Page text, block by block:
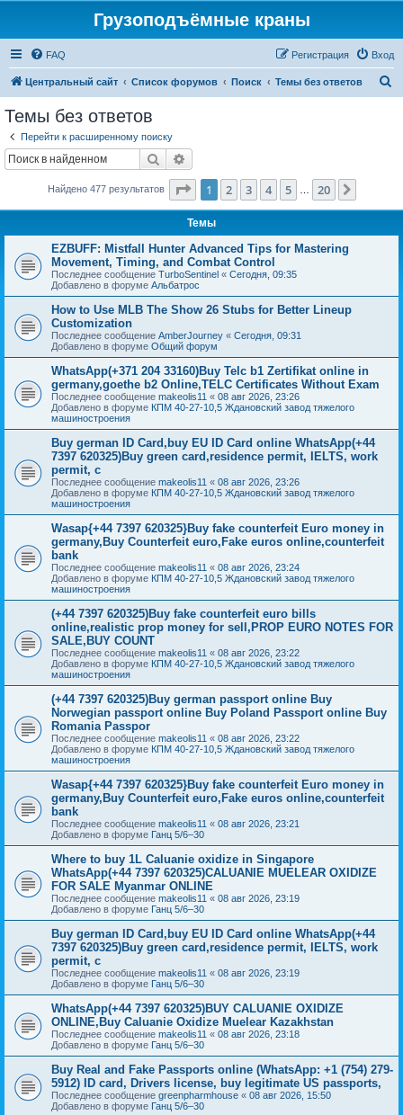
Грузоподъёмные краны
FAQ Вход
Регистрация
Центральный сайт Список форумов Поиск Темы без ответов
Темы без ответов
Перейти к расширенному поиску
Поиск
Найдено 477 результатов Страница из 20
1 2 3 4 5 20
Темы
EZBUFF: Mistfall Hunter Advanced Tips for Mastering
Movement, Timing, and Combat Control
Последнее сообщение TurboSentinel « Сегодня, 09:35
Добавлено в форуме Альбатрос
How to Use MLB The Show 26 Stubs for Better Lineup
Customization
Последнее сообщение AmberJourney « Сегодня, 09:31
Добавлено в форуме Общий форум
WhatsApp(+371 204 33160)Buy Telc b1 Zertifikat online in
germany,goethe b2 Online,TELC Certificates Without Exam
Последнее сообщение makeolis11 « 08 авг 2026, 23:26
Добавлено в форуме КПМ 40-27-10,5 Ждановский завод тяжелого
машиностроения
Buy german ID Card,buy EU ID Card online WhatsApp(+44
7397 620325)Buy green card,residence permit, IELTS, work
permit, c
Последнее сообщение makeolis11 « 08 авг 2026, 23:26
Добавлено в форуме КПМ 40-27-10,5 Ждановский завод тяжелого
машиностроения
Wasap{+44 7397 620325}Buy fake counterfeit Euro money in
germany,Buy Counterfeit euro,Fake euros online,counterfeit
bank
Последнее сообщение makeolis11 « 08 авг 2026, 23:24
Добавлено в форуме КПМ 40-27-10,5 Ждановский завод тяжелого
машиностроения
(+44 7397 620325)Buy fake counterfeit euro bills
online,realistic prop money for sell,PROP EURO NOTES FOR
SALE,BUY COUNT
Последнее сообщение makeolis11 « 08 авг 2026, 23:22
Добавлено в форуме КПМ 40-27-10,5 Ждановский завод тяжелого
машиностроения
(+44 7397 620325)Buy german passport online Buy
Norwegian passport online Buy Poland Passport online Buy
Romania Passpor
Последнее сообщение makeolis11 « 08 авг 2026, 23:22
Добавлено в форуме КПМ 40-27-10,5 Ждановский завод тяжелого
машиностроения
Wasap{+44 7397 620325}Buy fake counterfeit Euro money in
germany,Buy Counterfeit euro,Fake euros online,counterfeit
bank
Последнее сообщение makeolis11 « 08 авг 2026, 23:21
Добавлено в форуме Ганц 5/6–30
Where to buy 1L Caluanie oxidize in Singapore
WhatsApp(+44 7397 620325)CALUANIE MUELEAR OXIDIZE
FOR SALE Myanmar ONLINE
Последнее сообщение makeolis11 « 08 авг 2026, 23:19
Добавлено в форуме Ганц 5/6–30
Buy german ID Card,buy EU ID Card online WhatsApp(+44
7397 620325)Buy green card,residence permit, IELTS, work
permit, c
Последнее сообщение makeolis11 « 08 авг 2026, 23:19
Добавлено в форуме Ганц 5/6–30
WhatsApp(+44 7397 620325)BUY CALUANIE OXIDIZE
ONLINE,Buy Caluanie Oxidize Muelear Kazakhstan
Последнее сообщение makeolis11 « 08 авг 2026, 23:18
Добавлено в форуме Ганц 5/6–30
Buy Real and Fake Passports online (WhatsApp: +1 (754) 279-
5912) ID card, Drivers license, buy legitimate US passports,
Последнее сообщение greenpharmhouse « 08 авг 2026, 15:50
Добавлено в форуме Ганц 5/6–30